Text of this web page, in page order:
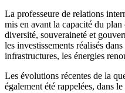
La professeure de relations
mis en avant la capacité du
diversité, souveraineté et
les investissements réalisés
infrastructures, les énergies
Les évolutions récentes de la
également été rappelées, dans